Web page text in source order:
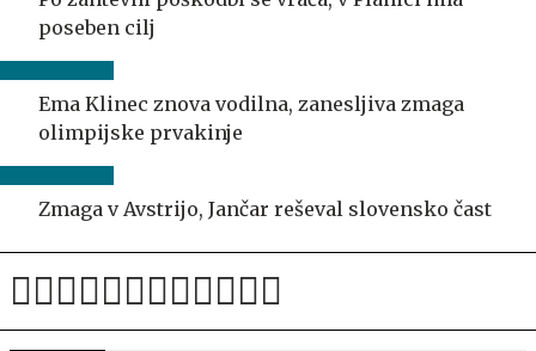
poseben cilj
Ema Klinec znova vodilna, zanesljiva zmaga
olimpijske prvakinje
Zmaga v Avstrijo, Jančar reševal slovensko čast